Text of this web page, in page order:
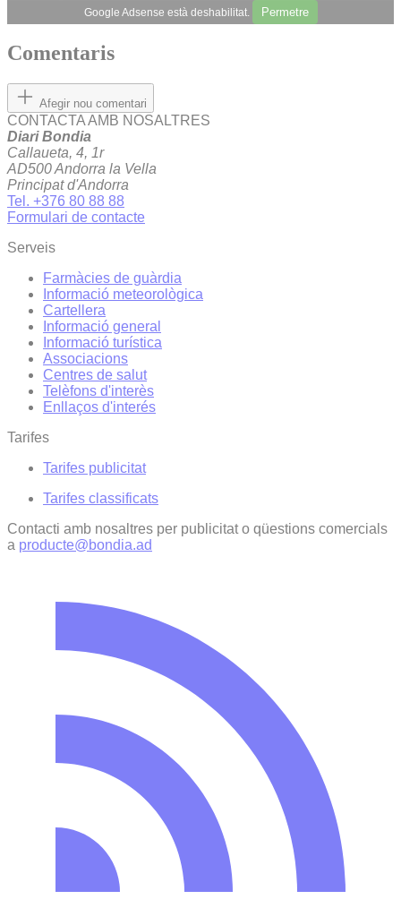
Google Adsense està deshabilitat. Permetre
Comentaris
Afegir nou comentari
CONTACTA AMB NOSALTRES
Diari Bondia
Callaueta, 4, 1r
AD500 Andorra la Vella
Principat d'Andorra
Tel. +376 80 88 88
Formulari de contacte
Serveis
Farmàcies de guàrdia
Informació meteorològica
Cartellera
Informació general
Informació turística
Associacions
Centres de salut
Telèfons d'interès
Enllaços d'interés
Tarifes
Tarifes publicitat
Tarifes classificats
Contacti amb nosaltres per publicitat o qüestions comercials
a producte@bondia.ad